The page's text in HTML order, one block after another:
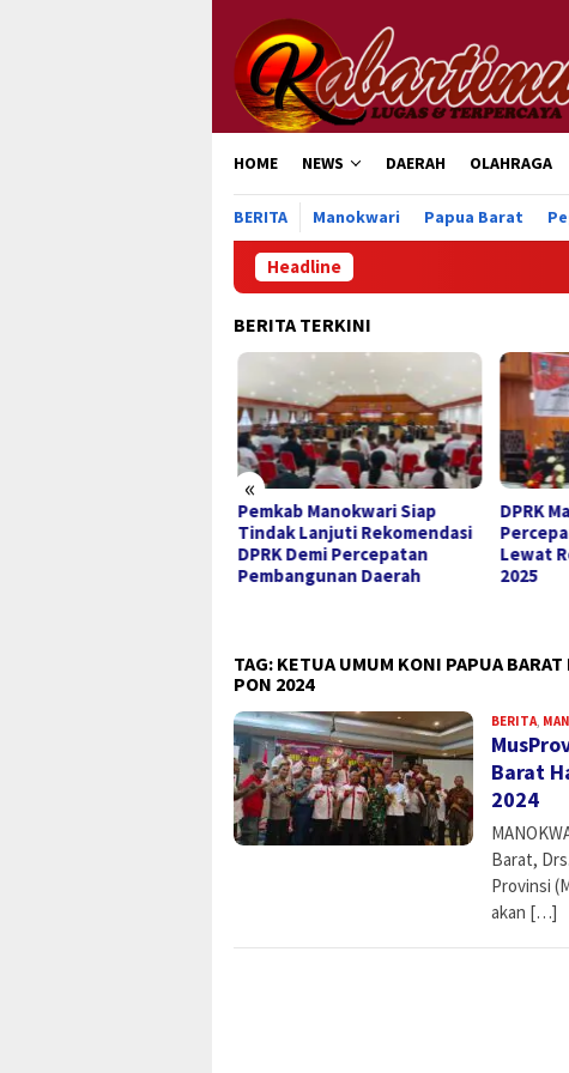
konten
HOME NEWS DAERAH OLAHRAGA
BERITA Manokwari Papua Barat
Headline
BERITA TERKINI
«
Pemkab Manokwari Siap
Tindak Lanjuti Rekomendasi
DPRK Demi Percepatan
Pembangunan Daerah
DPRK
Lewat
2025
TAG: KETUA UMUM KONI PAPUA
PON 2024
BERITA,
Barat
2024
Barat,
Provinsi
akan […]